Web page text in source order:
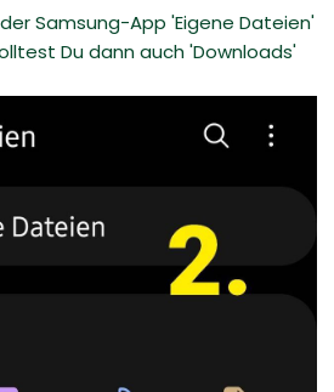
Samsung-App 'Eigene Dateien'
Du dann auch 'Downloads'